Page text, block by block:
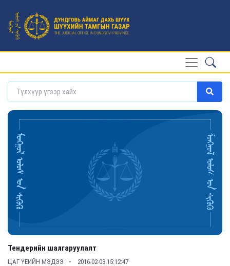
Тендерийн шалгаруулалт
ЦАГ ҮЕИЙН МЭДЭЭ 2016-02-03 15:12:47